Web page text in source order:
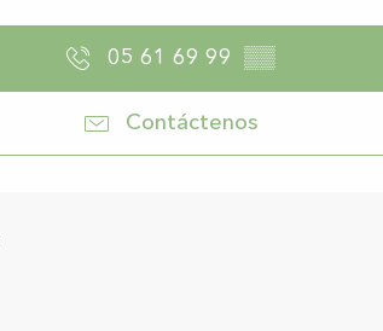
05 61 69 99 ▒▒
Contáctenos